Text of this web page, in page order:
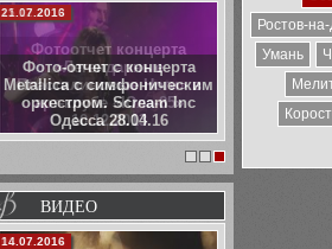
Фотоотчет концерта
«Легендарные
Пластилиновые Ноги» в
арт-клубе «Юла-85»
10.12.2013
15.12.2013
ВИДЕО
06.02.2014
Ростов-
Умань